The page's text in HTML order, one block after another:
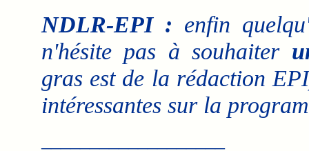
NDLR-EPI : enfin
n'hésite pas à souhaiter
gras est de la rédaction
intéressantes sur la